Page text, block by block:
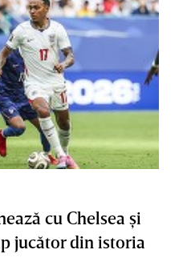
cu Chelsea şi
jucător din istoria